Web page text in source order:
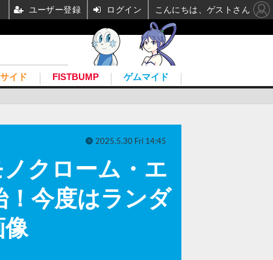
イド FISTBUMP ゲムマイド
クローム・エ
！今度はランダ
像
2025.5.30 Fri 14:45
ユーザー登録 ログイン こんにちは、ゲストさん